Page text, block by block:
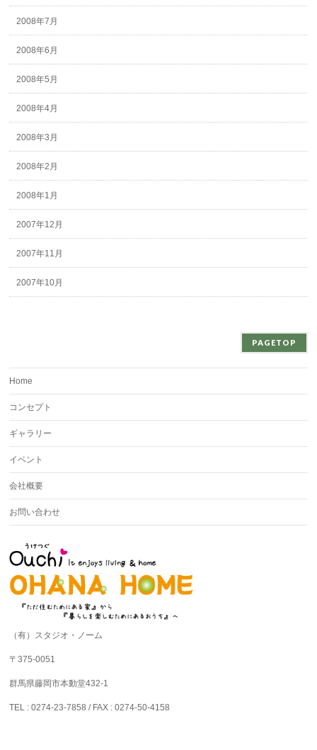
2008年7月
2008年6月
2008年5月
2008年4月
2008年3月
2008年2月
2008年1月
2007年12月
2007年11月
2007年10月
PAGETOP
Home
コンセプト
ギャラリー
イベント
会社概要
お問い合わせ
（有）スタジオ・ノーム
〒375-0051
群馬県藤岡市本動堂432-1
TEL : 0274-23-7858 / FAX : 0274-50-4158